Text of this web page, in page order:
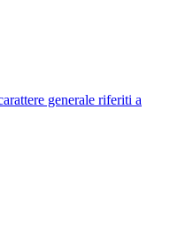
generale riferiti a